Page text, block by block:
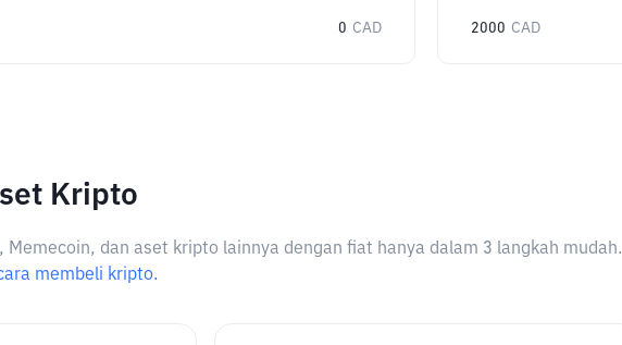
0 CAD 2000 CAD
Kripto
Memecoin, dan aset kripto lainnya dengan fiat hanya dalam 3 langkah mudah.
membeli kripto.